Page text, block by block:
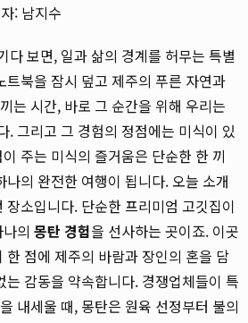
: 남지수
다 보면, 일과 삶의 경계를 허무는 특별
트북을 잠시 덮고 제주의 푸른 자연과
는 시간, 바로 그 순간을 위해 우리는
. 그리고 그 경험의 정점에는 미식이 있
주는 미식의 즐거움은 단순한 한 끼
의 완전한 여행이 됩니다. 오늘 소개
장소입니다. 단순한 프리미엄 고깃집이
의 몽탄 경험을 선사하는 곳이죠. 이곳
한 점에 제주의 바람과 장인의 혼을 담
는 감동을 약속합니다. 경쟁업체들이 특
내세울 때, 몽탄은 원육 선정부터 불의